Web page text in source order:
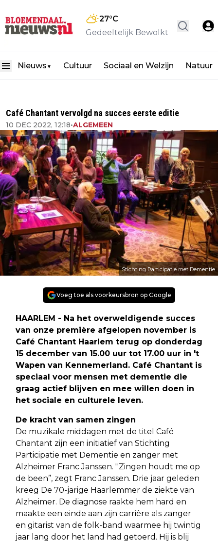
27°C
Gedeeltelijk Bewolkt
Nieuws ▼ Cultuur Sociaal en Welzijn Natuur
Café Chantant vervolgd na succes eerste editie
10 DEC 2022, 12:18•ALGEMEEN
Stichting Participatie met Dementie
Voeg toe als voorkeursbron op Google
HAARLEM - Na het overweldigende succes
van onze première afgelopen november is
Café Chantant Haarlem terug op donderdag
15 december van 15.00 uur tot 17.00 uur in 't
Wapen van Kennemerland. Café Chantant is
speciaal voor mensen met dementie die
graag actief blijven en mee willen doen in
het sociale en culturele leven.
De kracht van samen zingen
De muzikale middagen met de titel Café
Chantant zijn een initiatief van Stichting
Participatie met Dementie en zanger met
Alzheimer Franc Janssen. ''Zingen houdt me op
de been”, zegt Franc Janssen. Drie jaar geleden
kreeg De 70-jarige Haarlemmer de ziekte van
Alzheimer. De diagnose raakte hem hard en
maakte een einde aan zijn carrière als zanger
en gitarist van de folk-band waarmee hij twintig
jaar lang door het land had getoerd. Hij is blij